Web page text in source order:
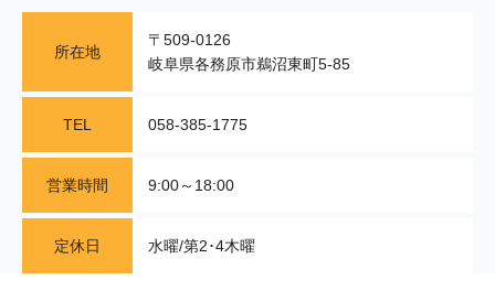
所在地
〒509-0126
岐阜県各務原市鵜沼東町5-85
TEL 058-385-1775
営業時間 9:00～18:00
定休日 水曜/第2･4木曜